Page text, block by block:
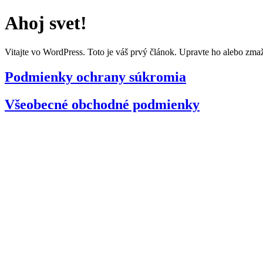
Preskočiť
na
Ahoj svet!
Vitajte vo WordPress. Toto je váš prvý článok. Upravte ho alebo
Podmienky ochrany súkromia
Všeobecné obchodné podmienky